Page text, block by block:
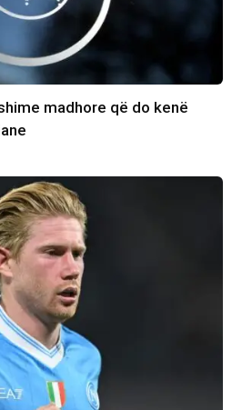
madhore që do kenë